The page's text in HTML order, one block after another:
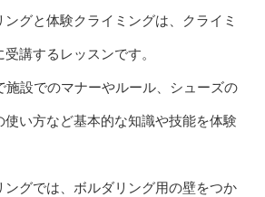
ングと体験クライミングは、クライミ
講するレッスンです。
施設でのマナーやルール、シューズの
使い方など基本的な知識や技能を体験
ングでは、ボルダリング用の壁をつか